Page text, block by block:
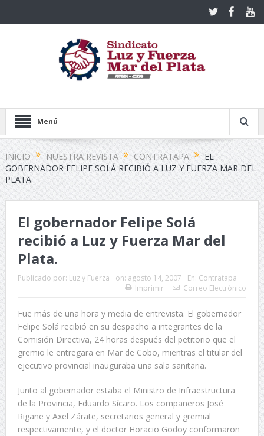
Menú
INICIO NUESTRA REVISTA CONTRATAPA
EL
GOBERNADOR FELIPE SOLÁ RECIBIÓ A LUZ Y FUERZA MAR DEL
PLATA.
El gobernador Felipe Solá
recibió a Luz y Fuerza Mar del
Plata.
Publicado por: Luz y Fuerza on: agosto 14, 2007 En: Contratapa
Imprimir
Correo Electrónico
Fue más de una hora y media de entrevista. El gobernador
Felipe Solá recibió en su despacho a integrantes de la
Comisión Directiva, 24 horas después del petitorio que el
gremio le entregara en Mar de Cobo, mientras el titular del
ejecutivo provincial inauguraba una sala sanitaria.
Junto al gobernador estaba el Ministro de Infraestructura
de la Provincia, Eduardo Sícaro. Los compañeros José
Rigane y Axel Zárate, secretarios general y gremial
respectivamente, y el doctor Horacio Godoy conformaron